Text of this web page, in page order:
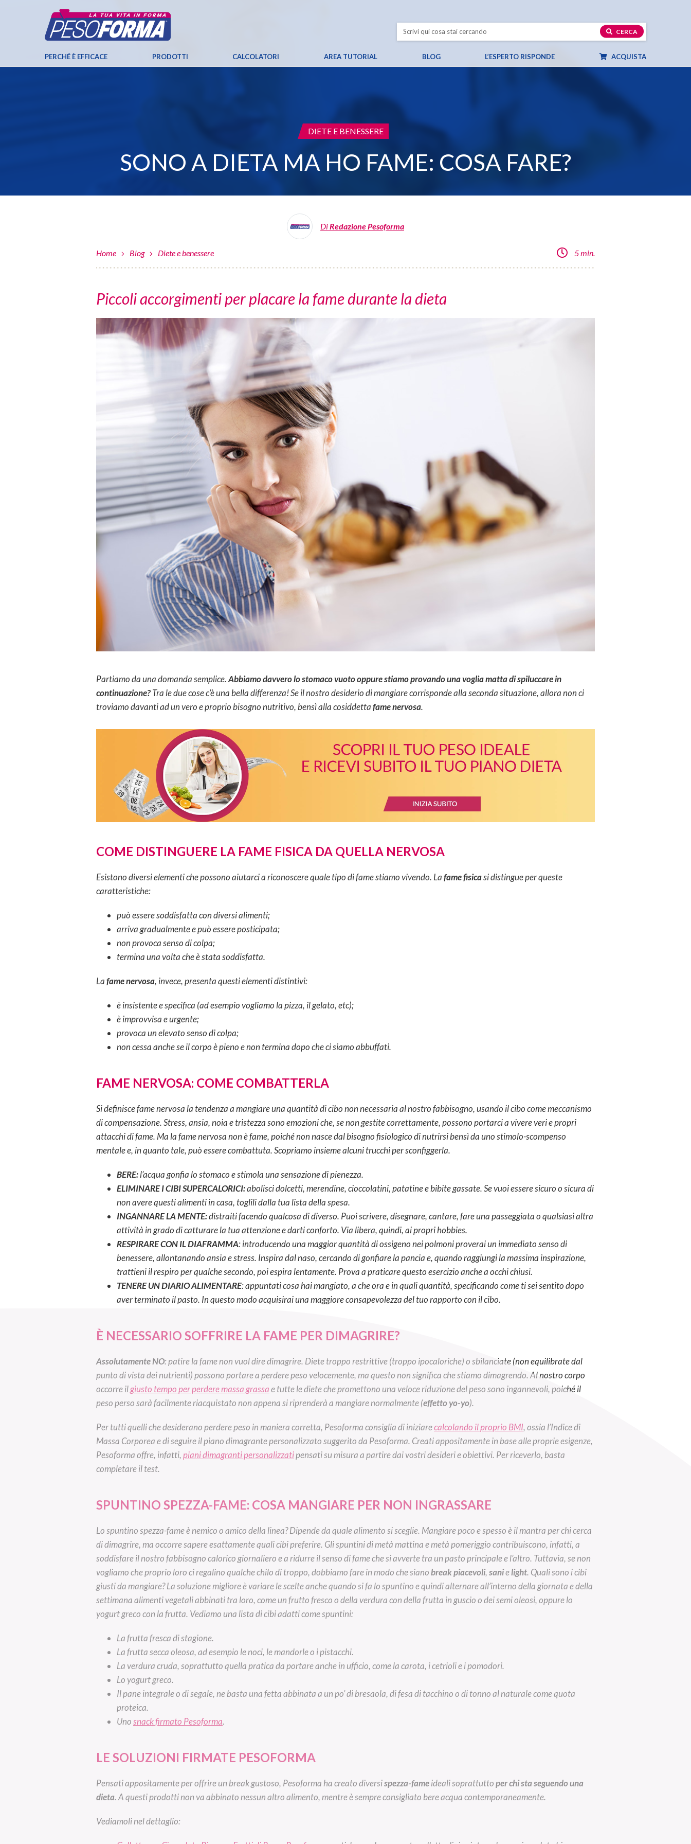
CERCA
PERCHÉ È EFFICACE PRODOTTI CALCOLATORI AREA TUTORIAL BLOG L’ESPERTO RISPONDE ACQUISTA
CATEGORIA:
DIETE E BENESSERE
SONO A DIETA MA HO FAME: COSA FARE?
DiRedazione Pesoforma
Home Blog Diete e benessere 5 min.
Piccoli accorgimenti per placare la fame durante la dieta
Partiamo da una domanda semplice.Abbiamo davvero lo stomaco vuoto oppure stiamo provando una voglia matta di spiluccare in
continuazione?Tra le due cose c’è una bella differenza! Se il nostro desiderio di mangiare corrisponde alla seconda situazione, allora non ci
troviamo davanti ad un vero e proprio bisogno nutritivo, bensì alla cosiddettafame nervosa.
COME DISTINGUERE LA FAME FISICA DA QUELLA NERVOSA
Esistono diversi elementi che possono aiutarci a riconoscere quale tipo di fame stiamo vivendo. Lafame fisicasi distingue per queste
caratteristiche:
può essere soddisfatta con diversi alimenti;
arriva gradualmente e può essere posticipata;
non provoca senso di colpa;
termina una volta che è stata soddisfatta.
Lafame nervosa, invece, presenta questi elementi distintivi:
è insistente e specifica (ad esempio vogliamo la pizza, il gelato, etc);
è improvvisa e urgente;
provoca un elevato senso di colpa;
non cessa anche se il corpo è pieno e non termina dopo che ci siamo abbuffati.
FAME NERVOSA: COME COMBATTERLA
Si definisce fame nervosa la tendenza a mangiare una quantità di cibo non necessaria al nostro fabbisogno, usando il cibo come meccanismo
di compensazione. Stress, ansia, noia e tristezza sono emozioni che, se non gestite correttamente, possono portarci a vivere veri e propri
attacchi di fame. Ma la fame nervosa non è fame, poiché non nasce dal bisogno fisiologico di nutrirsi bensì da uno stimolo-scompenso
mentale e, in quanto tale, può essere combattuta. Scopriamo insieme alcuni trucchi per sconfiggerla.
BERE:l’acqua gonfia lo stomaco e stimola una sensazione di pienezza.
ELIMINARE I CIBI SUPERCALORICI:abolisci dolcetti, merendine, cioccolatini, patatine e bibite gassate. Se vuoi essere sicuro o sicura di
non avere questi alimenti in casa, toglili dalla tua lista della spesa.
INGANNARE LA MENTE:distraiti facendo qualcosa di diverso. Puoi scrivere, disegnare, cantare, fare una passeggiata o qualsiasi altra
attività in grado di catturare la tua attenzione e darti conforto. Via libera, quindi, ai propri hobbies.
RESPIRARE CON IL DIAFRAMMA: introducendo una maggior quantità di ossigeno nei polmoni proverai un immediato senso di
benessere, allontanando ansia e stress. Inspira dal naso, cercando di gonfiare la pancia e, quando raggiungi la massima inspirazione,
trattieni il respiro per qualche secondo, poi espira lentamente. Prova a praticare questo esercizio anche a occhi chiusi.
TENERE UN DIARIO ALIMENTARE: appuntati cosa hai mangiato, a che ora e in quali quantità, specificando come ti sei sentito dopo
aver terminato il pasto. In questo modo acquisirai una maggiore consapevolezza del tuo rapporto con il cibo.
È NECESSARIO SOFFRIRE LA FAME PER DIMAGRIRE?
Assolutamente NO: patire la fame non vuol dire dimagrire. Diete troppo restrittive (troppo ipocaloriche) o sbilanciate (non equilibrate dal
punto di vista dei nutrienti) possono portare a perdere peso velocemente, ma questo non significa che stiamo dimagrendo. Al nostro corpo
occorre ilgiusto tempo per perdere massa grassae tutte le diete che promettono una veloce riduzione del peso sono ingannevoli, poiché il
peso perso sarà facilmente riacquistato non appena si riprenderà a mangiare normalmente (effetto yo-yo).
Per tutti quelli che desiderano perdere peso in maniera corretta, Pesoforma consiglia di iniziarecalcolando il proprio BMI, ossia l’Indice di
Massa Corporea e di seguire il piano dimagrante personalizzato suggerito da Pesoforma. Creati appositamente in base alle proprie esigenze,
Pesoforma offre, infatti,piani dimagranti personalizzatipensati su misura a partire dai vostri desideri e obiettivi. Per riceverlo, basta
completare il test.
SPUNTINO SPEZZA-FAME: COSA MANGIARE PER NON INGRASSARE
Lo spuntino spezza-fame è nemico o amico della linea? Dipende da quale alimento si sceglie. Mangiare poco e spesso è il mantra per chi cerca
di dimagrire, ma occorre sapere esattamente quali cibi preferire. Gli spuntini di metà mattina e metà pomeriggio contribuiscono, infatti, a
soddisfare il nostro fabbisogno calorico giornaliero e a ridurre il senso di fame che si avverte tra un pasto principale e l’altro. Tuttavia, se non
vogliamo che proprio loro ci regalino qualche chilo di troppo, dobbiamo fare in modo che sianobreak piacevoli,sanielight. Quali sono i cibi
giusti da mangiare? La soluzione migliore è variare le scelte anche quando si fa lo spuntino e quindi alternare all’interno della giornata e della
settimana alimenti vegetali abbinati tra loro, come un frutto fresco o della verdura con della frutta in guscio o dei semi oleosi, oppure lo
yogurt greco con la frutta. Vediamo una lista di cibi adatti come spuntini:
La frutta fresca di stagione.
La frutta secca oleosa, ad esempio le noci, le mandorle o i pistacchi.
La verdura cruda, soprattutto quella pratica da portare anche in ufficio, come la carota, i cetrioli e i pomodori.
Lo yogurt greco.
Il pane integrale o di segale, ne basta una fetta abbinata a un po’ di bresaola, di fesa di tacchino o di tonno al naturale come quota
proteica.
Unosnack firmato Pesoforma.
LE SOLUZIONI FIRMATE PESOFORMA
Pensati appositamente per offrire un break gustoso, Pesoforma ha creato diversispezza-fameideali soprattuttoper chi sta seguendo una
dieta. A questi prodotti non va abbinato nessun altro alimento, mentre è sempre consigliato bere acqua contemporaneamente.
Vediamoli nel dettaglio: